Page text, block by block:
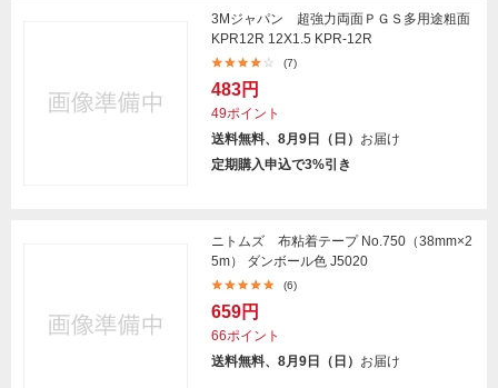
3Mジャパン 超強力両面ＰＧＳ多用途粗面
KPR12R 12X1.5 KPR-12R
(7)
483円
49ポイント
送料無料、8月9日（日） お届け
定期購入申込で3%引き
ニトムズ 布粘着テープ No.750（38mm×2
5m） ダンボール色 J5020
(6)
659円
66ポイント
送料無料、8月9日（日） お届け